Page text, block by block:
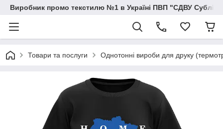
Виробник промо текстилю №1 в Україні ПВП "СДВУ
Товари та послуги Однотонні вироби для друку